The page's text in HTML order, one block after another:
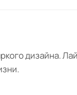
дизайна.